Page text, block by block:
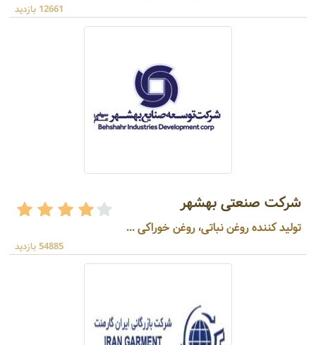
12661 بازدید
شرکت صنعتی بهشهر
تولید کننده روغن نباتی، روغن خوراکی ...
54885 بازدید